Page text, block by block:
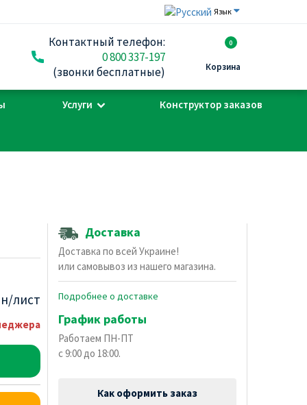
Язык
Контактный телефон:
0 800 337-197
(звонки бесплатные)
0
Корзина
Услуги Конструктор заказов
лист
Доставка
Доставка по всей Украине!
или самовывоз из нашего магазина.
Подробнее о доставке
График работы
Работаем ПН-ПТ
с 9:00 до 18:00.
Как оформить заказ